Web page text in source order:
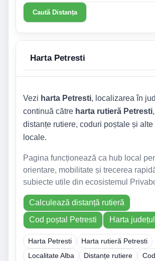
Caută Distanța
Harta Petresti
Vezi harta Petresti, localizarea în
continuă către harta rutieră Petresti
distanțe rutiere, coduri poștale și alte
locale.
Pagina funcționează ca hub local
orientare, mobilitate și trecerea
subiecte utile din ecosistemul
Calculează distanță rutieră
Cod poștal Petresti Harta
Harta Petresti
Harta rutieră Petresti
Localitate Alba
Distanțe rutiere